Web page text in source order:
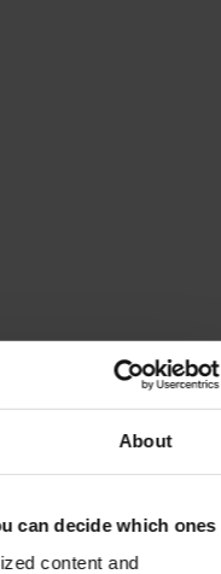
About
can decide which ones
content and